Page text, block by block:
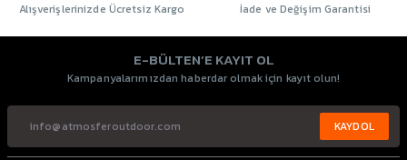
Alışverişlerinizde Ücretsiz Kargo İade ve Değişim Garantisi
E-BÜLTEN’E KAYIT OL
Kampanyalarımızdan haberdar olmak için kayıt olun!
KAYDOL